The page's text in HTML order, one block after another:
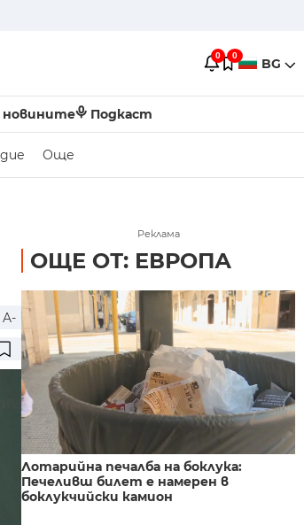
0 0 BG
новините Подкаст
Още
A-
Реклама
ОЩЕ ОТ: ЕВРОПА
Лотарийна печалба на боклука:
Печеливш билет е намерен в
боклукчийски камион